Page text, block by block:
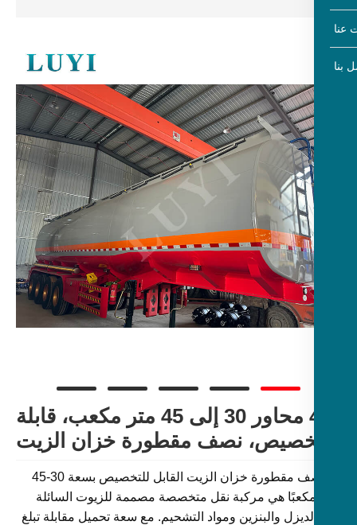
4 محاور 30 ​​إلى 45 متر مكعب، قابلة
نصف مقطورة خزان الزيت
إن نصف مقطورة خزان الزيت القابل للتخصيص بسعة 30-45
هي مركبة نقل متخصصة مصممة للزيوت السائلة
والبنزين ومواد التشحيم. مع سعة تحميل مقابلة تبلغ